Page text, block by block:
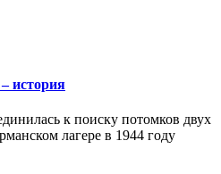
история
к поиску потомков двух
лагере в 1944 году